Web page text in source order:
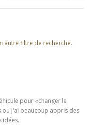
autre filtre de recherche.
pour «changer le
où j'ai beaucoup appris des
idées.